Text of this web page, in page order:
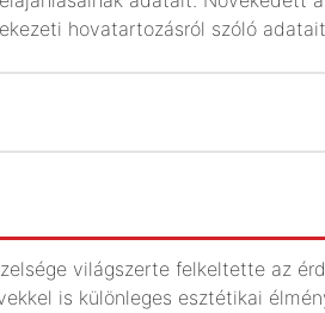
hovatartozásról szóló
világszerte felkeltette az
is különleges esztétikai